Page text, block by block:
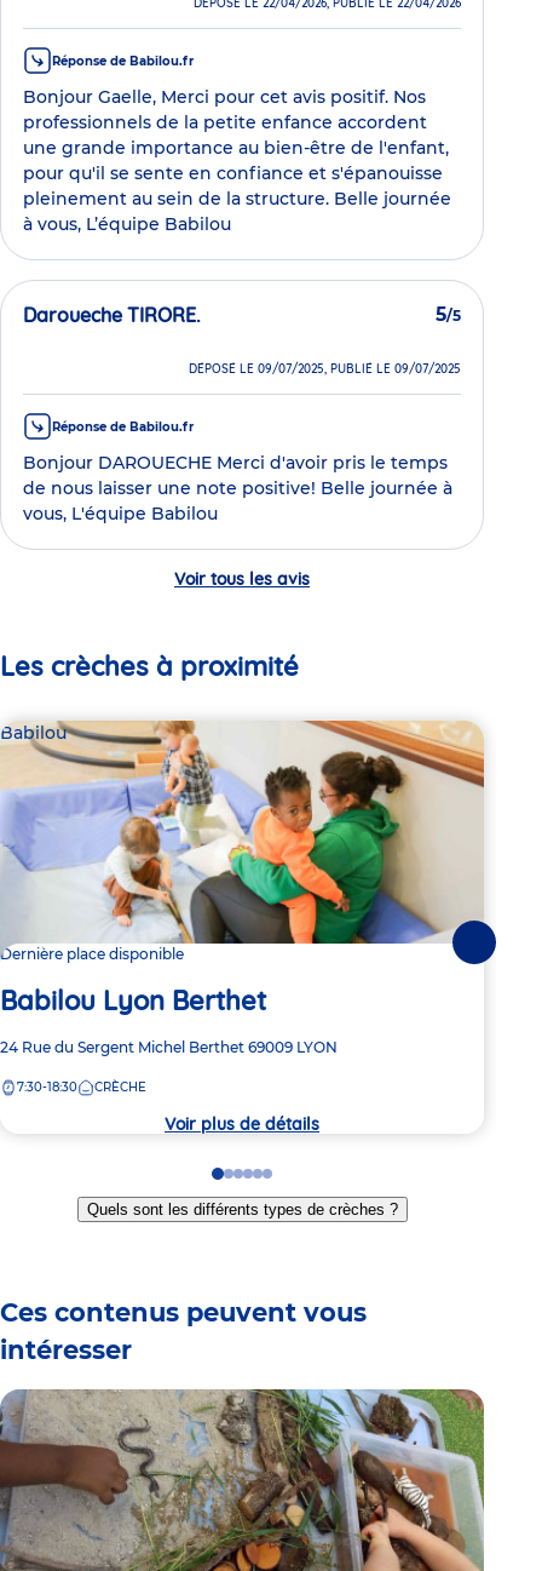
Réponse de Babilou.fr
Bonjour Gaelle, Merci pour cet avis positif. Nos
professionnels de la petite enfance accordent
une grande importance au bien-être de l'enfant,
pour qu'il se sente en confiance et s'épanouisse
pleinement au sein de la structure. Belle journée
à vous, L’équipe Babilou
Daroueche TIRORE. 5/5
DÉPOSÉ LE 09/07/2025, PUBLIÉ LE 09/07/2025
Réponse de Babilou.fr
Bonjour DAROUECHE Merci d'avoir pris le temps
de nous laisser une note positive! Belle journée à
vous, L'équipe Babilou
Voir tous les avis
Les crèches à proximité
Babilou
Dernière place disponible
Babilou Lyon Berthet
Adresse
la
24 Rue du Sergent Michel Berthet 69009 LYON
7:30-18:30 CRÈCHE
Voir plus de détails
Go
to
slide
Go
to
slide
Go
to
slide
Go
to
slide
Go
to
slide
Go
to
slide
Quels sont les différents types de crèches ?
Ces contenus peuvent vous
intéresser